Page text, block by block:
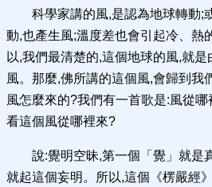
科學家講的風,是認為地球轉動;
動,也產生風;溫度差也會引起冷、熱
以,我們最清楚的,這個地球的風,就
風。那麼,佛所講的這個風,會歸到我
風怎麼來的?我們有一首歌是:風從
看這個風從哪裡來?
說:覺明空昧,第一個「覺」就是
就起這個妄明。所以,這個《楞嚴經